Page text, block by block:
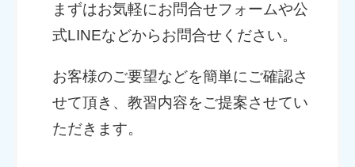
まずはお気軽にお問合せフォームや公
式LINEなどからお問合せください。
お客様のご要望などを簡単にご確認さ
せて頂き、教習内容をご提案させてい
ただきます。